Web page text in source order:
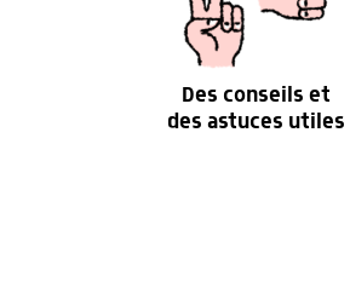
Des conseils et
des astuces utiles